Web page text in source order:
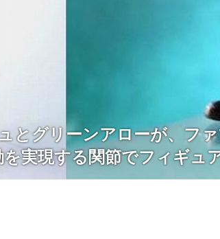
とグリーンアローが、フ
実現する関節でフィギュ